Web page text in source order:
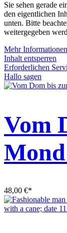
Sie sehen gerade
den eigentlichen
unten. Bitte
weitergegeben
Mehr Informationen
Inhalt entsperren
Erforderlichen
Hallo sagen
Vom
Mond
48,00 €*